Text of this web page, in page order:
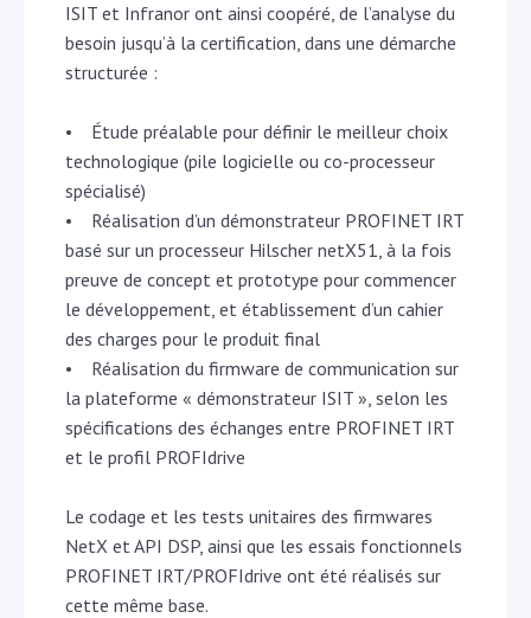
ISIT et Infranor ont ainsi coopéré, de l’analyse du
besoin jusqu’à la certification, dans une démarche
structurée :
• Étude préalable pour définir le meilleur choix
technologique (pile logicielle ou co-processeur
spécialisé)
• Réalisation d’un démonstrateur PROFINET IRT
basé sur un processeur Hilscher netX51, à la fois
preuve de concept et prototype pour commencer
le développement, et établissement d’un cahier
des charges pour le produit final
• Réalisation du firmware de communication sur
la plateforme « démonstrateur ISIT », selon les
spécifications des échanges entre PROFINET IRT
et le profil PROFIdrive
Le codage et les tests unitaires des firmwares
NetX et API DSP, ainsi que les essais fonctionnels
PROFINET IRT/PROFIdrive ont été réalisés sur
cette même base.